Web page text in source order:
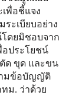
พื่อชี้แจง
ะเบียบอย่าง
โดยมิชอบจาก
อประโยชน์
ด ขุด และขน
ามข้อบัญญัติ
ทม. ว่าด้วย